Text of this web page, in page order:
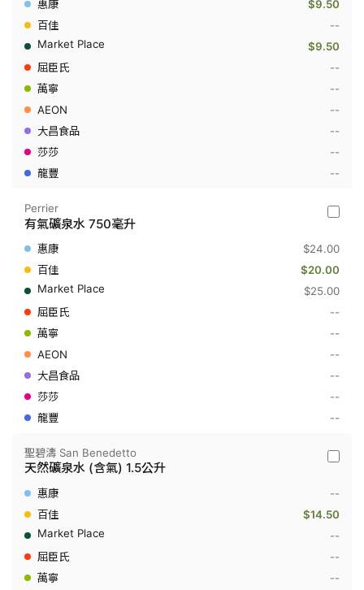
氣
礦
水
升
$9.50
--
$9.50
--
--
--
--
--
--
Perrier
有
氣
礦
水
升
Perrier
有氣礦泉水 750毫升
$24.00
$20.00
$25.00
--
--
--
--
--
--
聖
天
泉
聖碧濤 San Benedetto
天然礦泉水 (含氣) 1.5公升
--
$14.50
--
--
--